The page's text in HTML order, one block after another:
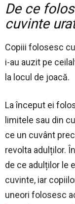
De ce
cuvinte
Copiii folosesc
i-au auzit pe
la locul de joacă.
La început ei
limitele sau din
ce un cuvânt
revolta adulților.
de ce adulților le
cuvinte, iar
uneori folosesc